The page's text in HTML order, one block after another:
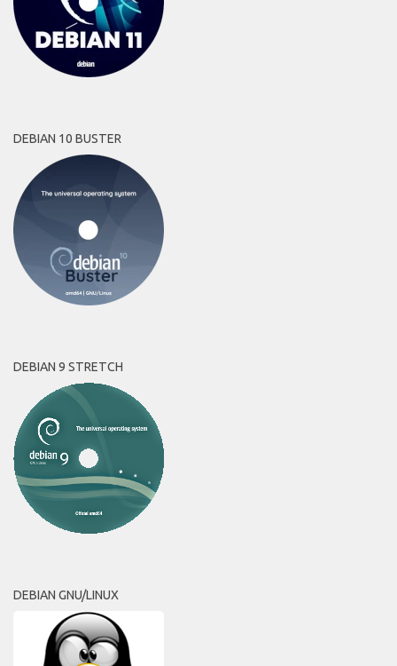
DEBIAN 10 BUSTER
DEBIAN 9 STRETCH
DEBIAN GNU/LINUX